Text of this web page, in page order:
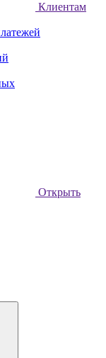
Клиентам
Открыть